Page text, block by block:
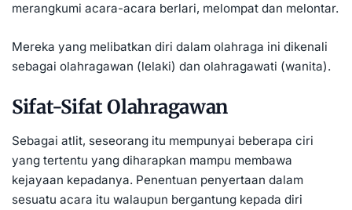
merangkumi acara-acara berlari, melompat dan melontar.
Mereka yang melibatkan diri dalam olahraga ini dikenali
sebagai olahragawan (lelaki) dan olahragawati (wanita).
Sifat-Sifat Olahragawan
Sebagai atlit, seseorang itu mempunyai beberapa ciri
yang tertentu yang diharapkan mampu membawa
kejayaan kepadanya. Penentuan penyertaan dalam
sesuatu acara itu walaupun bergantung kepada diri